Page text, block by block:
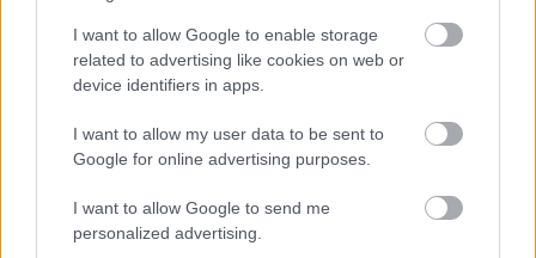
I want to allow Google to enable storage
related to advertising like cookies on web or
device identifiers in apps.
I want to allow my user data to be sent to
Google for online advertising purposes.
I want to allow Google to send me
personalized advertising.
Nagyon. Óriási nyomot hagy. Egy élő kultúrában a
változás természetes. A tradicionális zenékben,
dalokban vagy egy kultúrában nemcsak a múlt,
hanem a jelen is megjelenik. Mi még megélhettünk
olyan dolgokat, amit a mai fiatalok már nem. Ők
pozitív és negatív hatásai a cigányság életére is
hatással vannak. Egy képpel vagy egy videóval nem